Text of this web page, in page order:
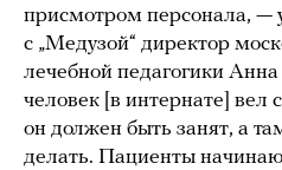
присмотром персонала, —
с „Медузой“ директор
лечебной педагогики
человек [в интернате] вел
он должен быть занят, а
делать. Пациенты